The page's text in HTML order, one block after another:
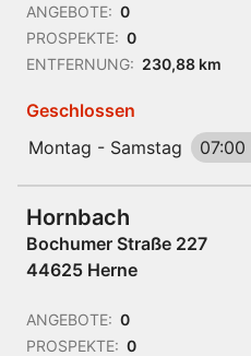
ANGEBOTE: 0
PROSPEKTE: 0
ENTFERNUNG: 230,88 km
Geschlossen
Montag - Samstag
07:00
Hornbach
Bochumer Straße 227
44625 Herne
ANGEBOTE: 0
PROSPEKTE: 0